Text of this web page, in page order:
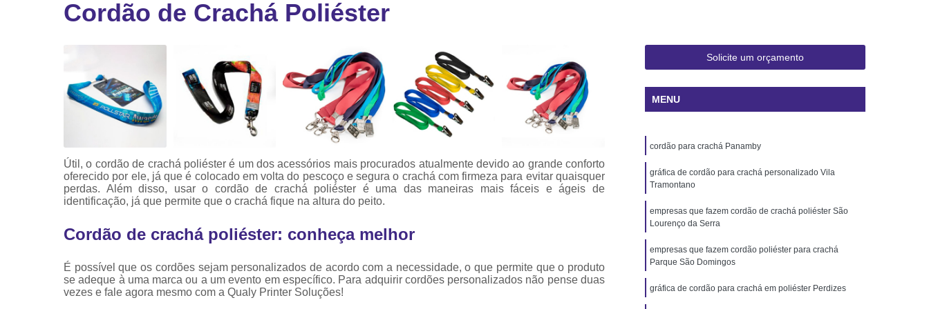
Ribbon
Ribbons
Cordão de Crachá
Cordão de Crachá Poliéster
Cordão para Crachá
Cordão para Crachá Digital
Cordão para Crachá em Poliéster
Cordão para Crachá Personalizado
Cordão Poliéster para Crachá
Fábrica de Cordão para Crachá
Cordões para Crachás Personalizados Santa Catarina
Cordinha de Crachá Personalizada Rio de Janeiro
Cordinha para Crachá Minas Gerais
Cordinha para Crachá Personalizada Rio de Janeiro
Cordão Crachá Personalizado Rio Grande do Sul
Cordão de Crachá Poliéster
Útil, o cordão de crachá poliéster é um dos acessórios mais procurados atualmente devido ao grande conforto
oferecido por ele, já que é colocado em volta do pescoço e segura o crachá com firmeza para evitar quaisquer
perdas. Além disso, usar o cordão de crachá poliéster é uma das maneiras mais fáceis e ágeis de
identificação, já que permite que o crachá fique na altura do peito.
Cordão de crachá poliéster: conheça melhor
É possível que os cordões sejam personalizados de acordo com a necessidade, o que permite que o produto
se adeque à uma marca ou a um evento em específico. Para adquirir cordões personalizados não pense duas
vezes e fale agora mesmo com a Qualy Printer Soluções!
Solicite um orçamento
MENU
cordão para crachá Panamby
gráfica de cordão para crachá personalizado Vila
Tramontano
empresas que fazem cordão de crachá poliéster São
Lourenço da Serra
empresas que fazem cordão poliéster para crachá
Parque São Domingos
gráfica de cordão para crachá em poliéster Perdizes